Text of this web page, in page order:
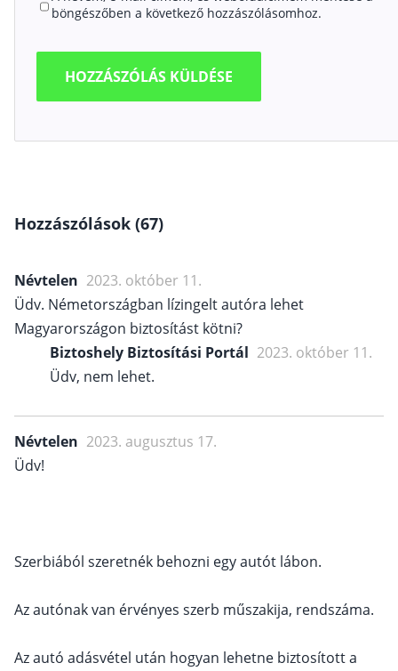
böngészőben a következő hozzászólásomhoz.
Hozzászólások (67)
Névtelen 2023. október 11.
Üdv. Németországban lízingelt autóra lehet
Magyarországon biztosítást kötni?
Biztoshely Biztosítási Portál 2023. október 11.
Üdv, nem lehet.
Névtelen 2023. augusztus 17.
Üdv!
Szerbiából szeretnék behozni egy autót lábon.
Az autónak van érvényes szerb műszakija, rendszáma.
Az autó adásvétel után hogyan lehetne biztosított a